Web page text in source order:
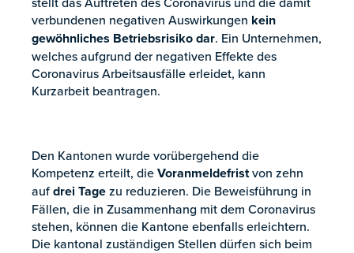
verbundenen negativen Auswirkungen kein
gewöhnliches Betriebsrisiko dar. Ein Unternehmen,
welches aufgrund der negativen Effekte des
Coronavirus Arbeitsausfälle erleidet, kann
Kurzarbeit beantragen.
Den Kantonen wurde vorübergehend die
Kompetenz erteilt, dieVoranmeldefristvon zehn
aufdrei Tagezu reduzieren. Die Beweisführung in
Fällen, die in Zusammenhang mit dem Coronavirus
stehen, können die Kantone ebenfalls erleichtern.
Die kantonal zuständigen Stellen dürfen sich beim